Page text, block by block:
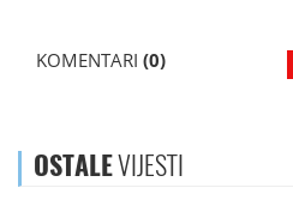
KOMENTARI (0)
OSTALEVIJESTI